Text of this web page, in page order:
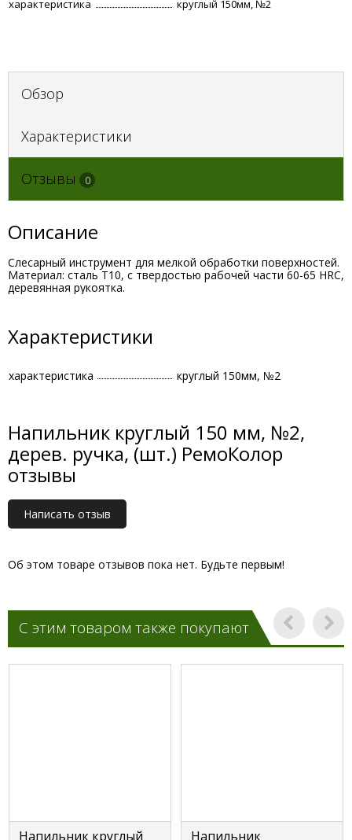
характеристика
круглый 150мм, №2
Обзор
Характеристики
Отзывы 0
Описание
Слесарный инструмент для мелкой обработки поверхностей.
Материал: сталь Т10, с твердостью рабочей части 60-65 HRC,
деревянная рукоятка.
Характеристики
характеристика круглый 150мм, №2
Напильник круглый 150 мм, №2,
дерев. ручка, (шт.) РемоКолор
отзывы
Написать отзыв
Об этом товаре отзывов пока нет. Будьте первым!
С этим товаром также покупают
Напильник круглый
Напильник